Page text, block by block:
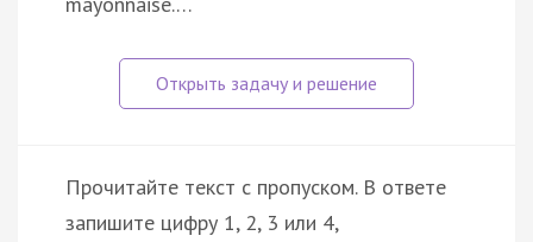
Прочитайте текст с пропуском. В ответе
запишите цифру 1, 2, 3 или 4,